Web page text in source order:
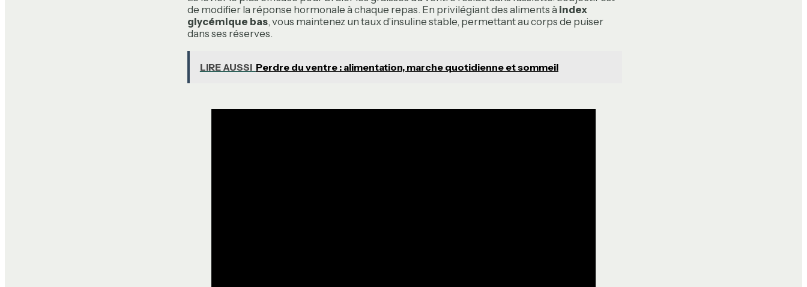
de modifier la réponse hormonale à chaque repas. En privilégiant des aliments à index
glycémique bas, vous maintenez un taux d’insuline stable, permettant au corps de puiser
dans ses réserves.
LIRE AUSSI Perdre du ventre : alimentation, marche quotidienne et sommeil